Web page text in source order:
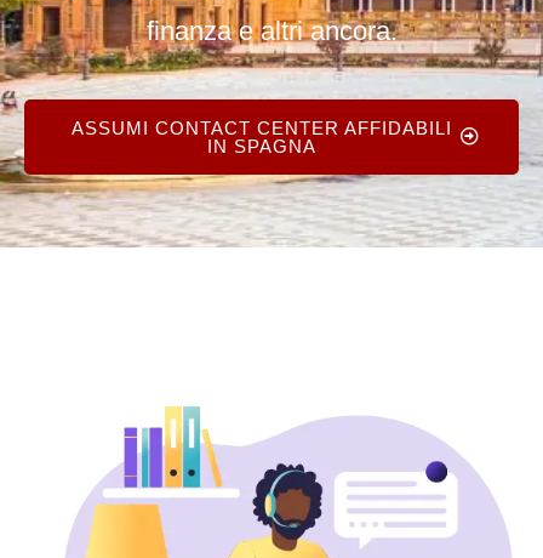
finanza e altri ancora.
ASSUMI CONTACT CENTER AFFIDABILI
IN SPAGNA